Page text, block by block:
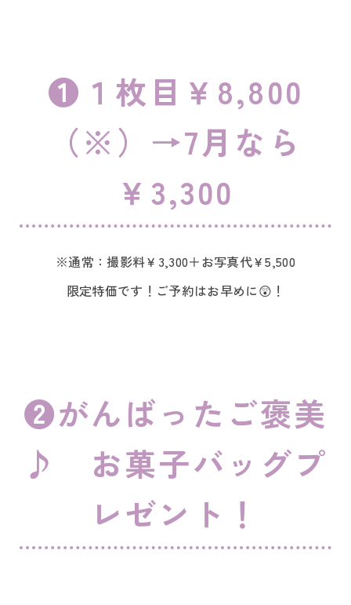
❶１枚目￥8,800
（※）→7月なら
￥3,300
※通常：撮影料￥3,300＋お写真代￥5,500
限定特価です！ご予約はお早めに😲！
❷がんばったご褒美
♪ お菓子バッグプ
レゼント！